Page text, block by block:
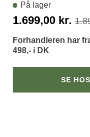
1.699,00 kr.
På lager
Forhandleren har
498,- i DK
SE